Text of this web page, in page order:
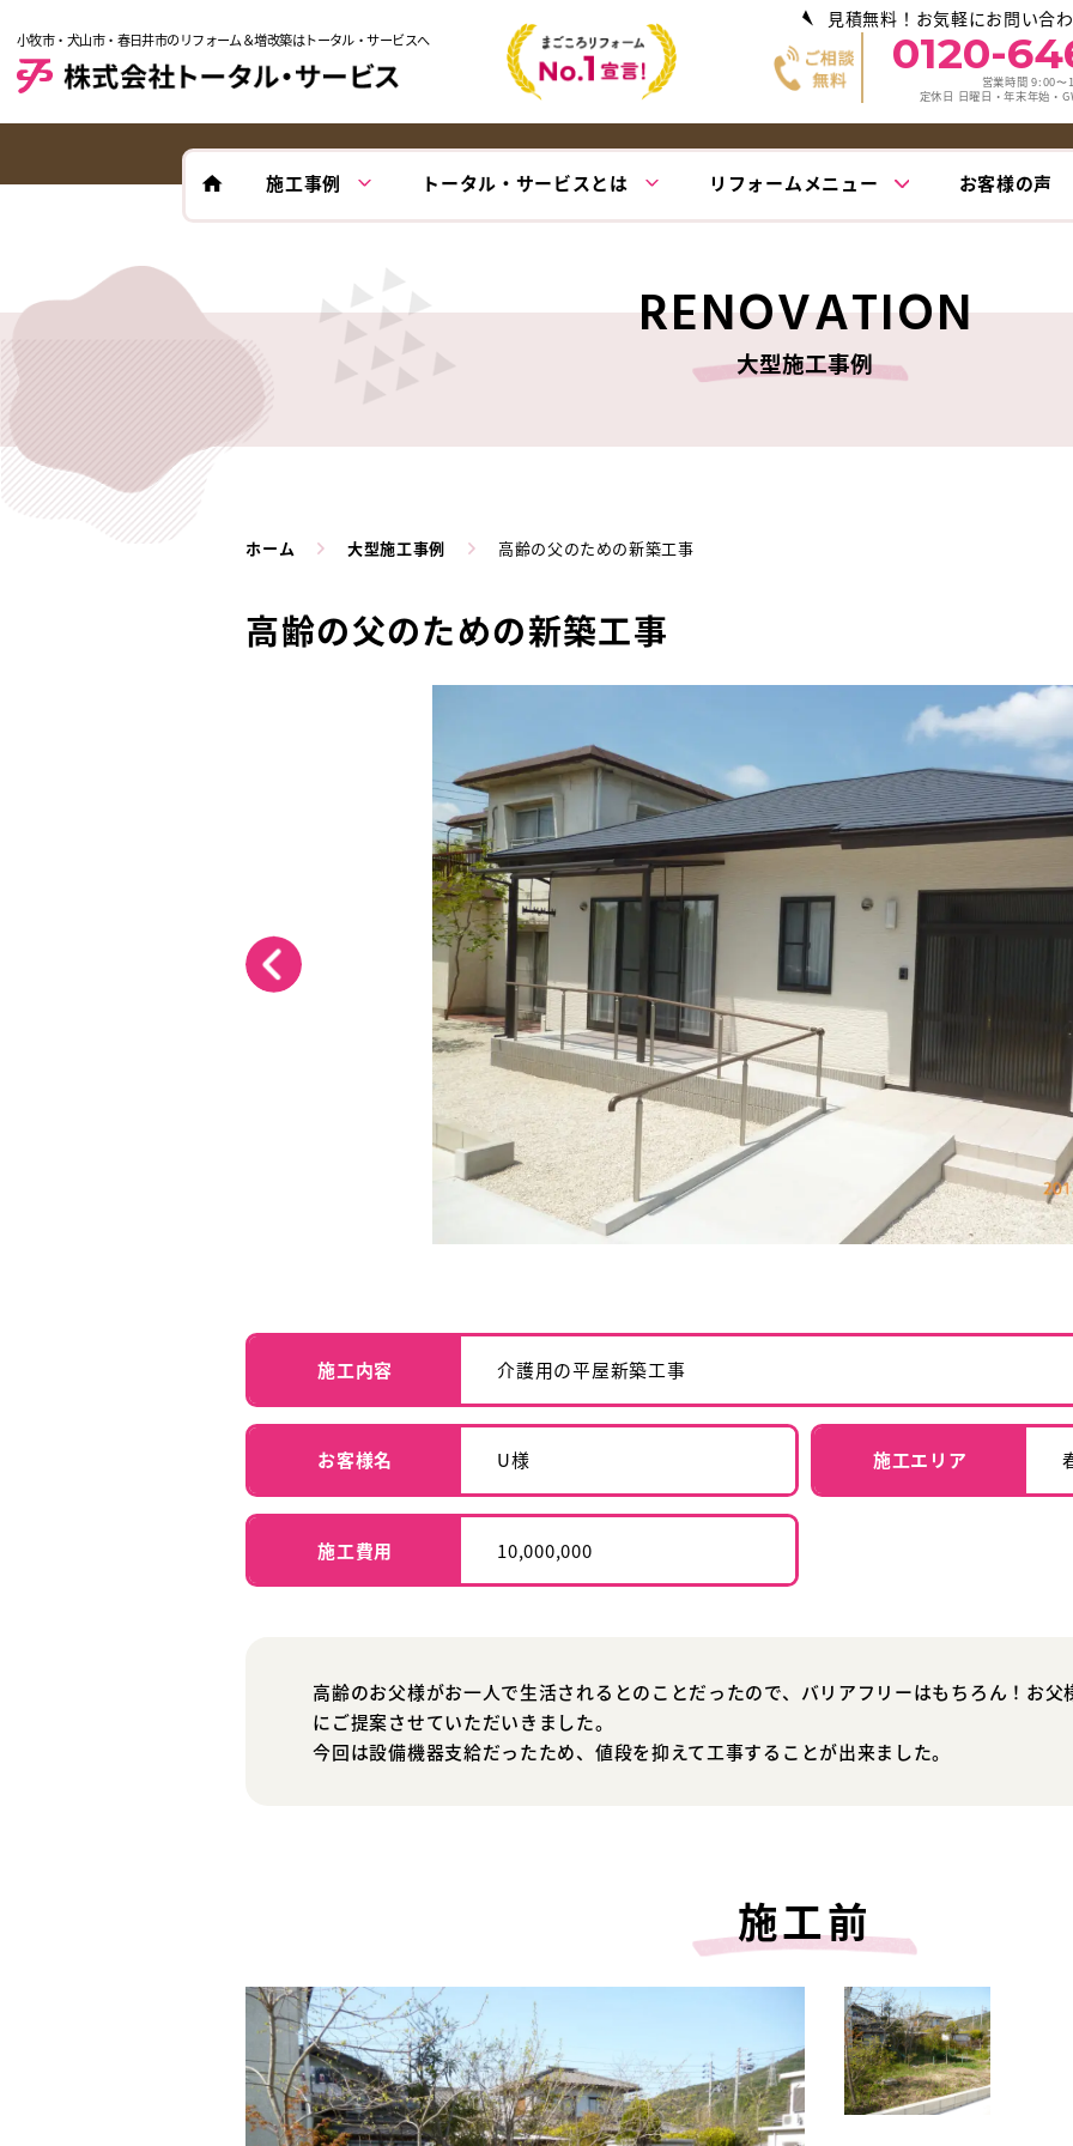
小牧市・犬山市・春日井市のリフォーム＆増改築はトータル・サービスへ
見積無料！お気軽にお問い合
0120-
営業時間 9:00〜
定休日 日曜日・年末年始・
施工事例 トータル・サービスとは リフォームメニュー お客様の声
RENOVATION
大型施工事例
ホーム 大型施工事例 高齢の父のための新築工事
高齢の父のための新築工事
施工内容 介護用の平屋新築工事
お客様名 U様 施工エリア
施工費用 10,000,000
高齢のお父様がお一人で生活されるとのことだったので、バリアフリーはもちろん！お
にご提案させていただいきました。
今回は設備機器支給だったため、値段を抑えて工事することが出来ました。
施工前